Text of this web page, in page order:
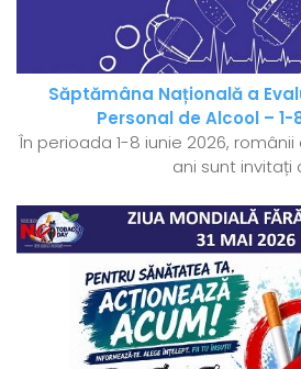
Săptămâna Națională a
Personal de Alcool – 1-
În perioada 1-8 iunie 2026,
ani sunt invitați